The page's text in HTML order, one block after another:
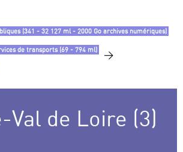
(341 - 32 127 ml - 2000 Go archives numériques)
de transports (69 - 794 ml) >
Val de Loire (3)